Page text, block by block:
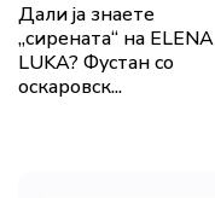
Дали ја знаете
„сирената“ на ELENA
LUKA? Фустан со
оскаровск...